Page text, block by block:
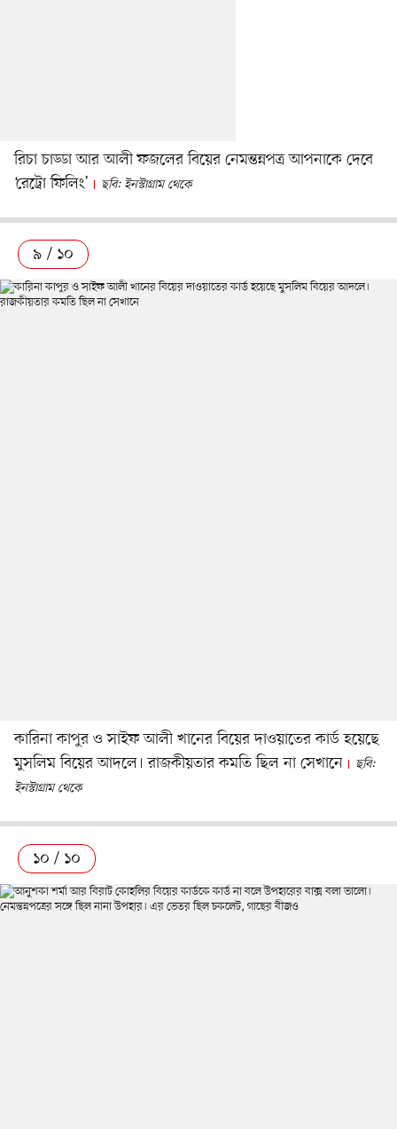
রিচা চাড্ডা আর আলী ফজলের বিয়ের নেমন্তন্নপত্র আপনাকে দেবে
‘রেট্রো ফিলিং’
ছবি: ইনস্টাগ্রাম থেকে
৯ / ১০
কারিনা কাপুর ও সাইফ আলী খানের বিয়ের দাওয়াতের কার্ড হয়েছে
মুসলিম বিয়ের আদলে। রাজকীয়তার কমতি ছিল না সেখানে
ছবি:
ইনস্টাগ্রাম থেকে
১০ / ১০